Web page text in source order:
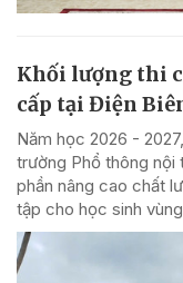
Khối lượng thi
cấp tại Điện
Năm học 2026 -
trường Phổ thông nội
phần nâng cao chất
tập cho học sinh